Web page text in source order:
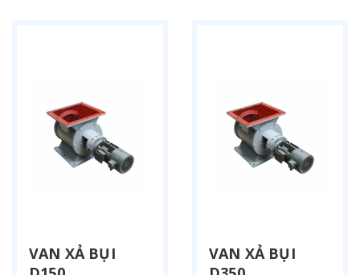
VAN XẢ BỤI
VAN XẢ BỤI